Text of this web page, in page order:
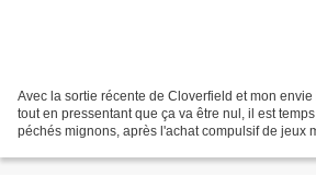
Avec la sortie récente de Cloverfield et mon
tout en pressentant que ça va être nul, il est
péchés mignons, après l'achat compulsif de jeux